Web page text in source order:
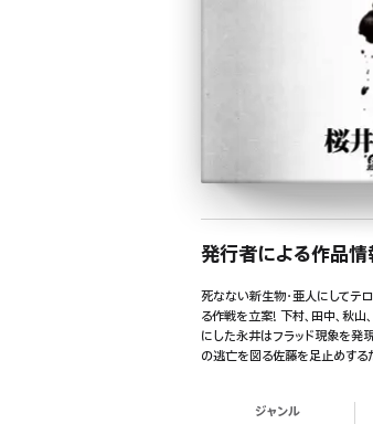
発行者による作品情
死なない新生物・亜人にしてテ
る作戦を立案! 下村、田中、秋
にした永井はフラッド現象を発
の逃亡を図る佐藤を足止めする
ジャンル